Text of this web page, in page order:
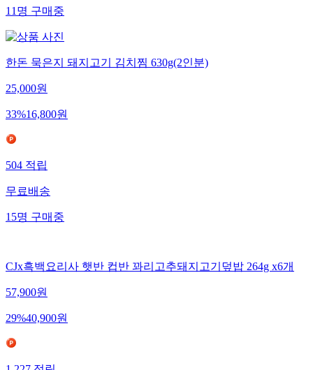
11명구매중
한돈 묵은지 돼지고기 김치찜 630g(2인분)
25,000원
33%16,800원
504적립
무료배송
15명구매중
CJx흑백요리사 햇반 컵반 꽈리고추돼지고기덮밥 264g x6개
57,900원
29%40,900원